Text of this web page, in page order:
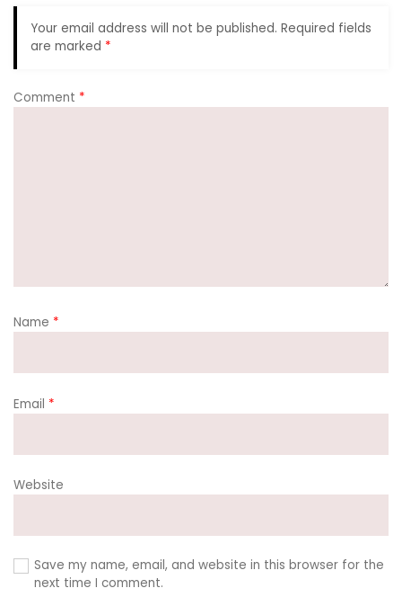
Your email address will not be published. Required fields
are marked *
Comment *
Name *
Email *
Website
Save my name, email, and website in this browser for the
next time I comment.